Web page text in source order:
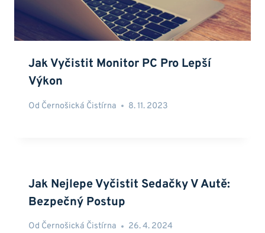
Jak Vyčistit Monitor PC Pro Lepší
Výkon
Od Černošická Čistírna 8. 11. 2023
Jak Nejlepe Vyčistit Sedačky V Autě:
Bezpečný Postup
Od Černošická Čistírna 26. 4. 2024